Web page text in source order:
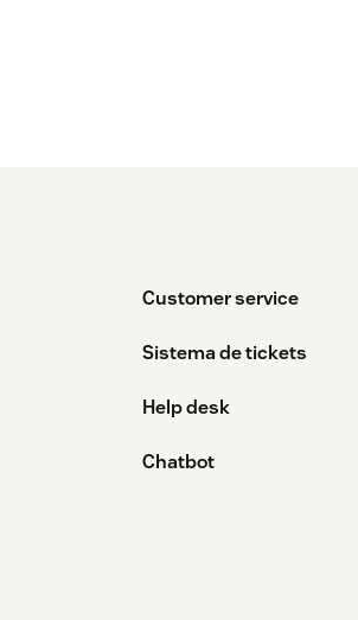
Customer service
Sistema de tickets
Help desk
Chatbot